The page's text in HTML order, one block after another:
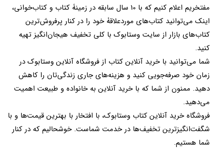
مفتخریم اعلام کنیم که با 10 سال سابقه در زمینۀ کتاب و کتاب‌خوانی،
اینک می‌توانید کتاب‌های موردعلاقۀ خود را در کنار پرفروش‌ترین
کتاب‌های بازار از سایت وستابوک با کلی تخفیف هیجان‌انگیز تهیه
کنید.
شما می‌توانید با خرید آنلاین کتاب از فروشگاه آنلاین وستابوک در
زمان خود صرفه‌جویی کنید و هزینه‌های جاری زندگی‌تان را کاهش
دهید. ممنون از شما که با خرید آنلاین به خانواده و طبیعت اهمیت
می‌دهید.
فروشگاه خرید آنلاین کتاب وستابوک، با افتخار با بهترین قیمت‌ها و با
شگفت‌انگیزترین تخفیف‌ها در خدمت شماست. خوشحالیم که در کنار
شما هستیم.